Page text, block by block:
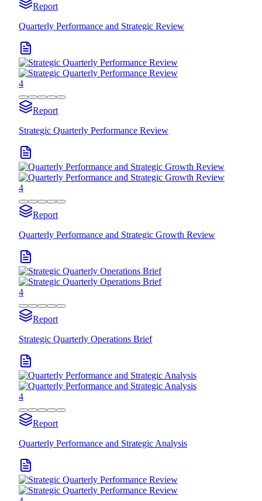
Report
Quarterly Performance and Strategic Review
4
Report
Strategic Quarterly Performance Review
4
Report
Quarterly Performance and Strategic Growth Review
4
Report
Strategic Quarterly Operations Brief
4
Report
Quarterly Performance and Strategic Analysis